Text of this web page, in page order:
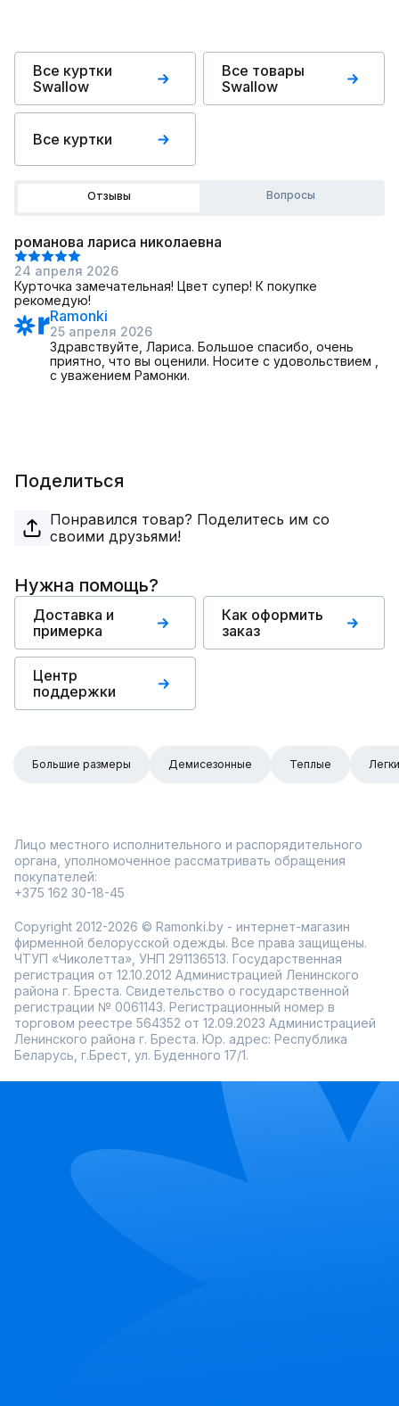
Все куртки
Swallow
Все товары
Swallow
Все куртки
Отзывы Вопросы
романова лариса николаевна
24 апреля 2026
Курточка замечательная! Цвет супер! К покупке
рекомедую!
Ramonki
25 апреля 2026
Здравствуйте, Лариса. Большое спасибо, очень
приятно, что вы оценили. Носите с удовольствием ,
с уважением Рамонки.
Поделиться
Понравился товар? Поделитесь им со
своими друзьями!
Нужна помощь?
Доставка и
примерка
Как оформить
заказ
Центр
поддержки
Большие размеры Демисезонные Теплые
Лицо местного исполнительного и распорядительного
органа, уполномоченное рассматривать обращения
покупателей:
+375 162 30-18-45
Copyright 2012-2026 © Ramonki.by - интернет-магазин
фирменной белорусской одежды. Все права защищены.
ЧТУП «Чиколетта», УНП 291136513. Государственная
регистрация от 12.10.2012 Администрацией Ленинского
района г. Бреста. Свидетельство о государственной
регистрации № 0061143. Регистрационный номер в
торговом реестре 564352 от 12.09.2023 Администрацией
Ленинского района г. Бреста. Юр. адрес: Республика
Беларусь, г.Брест, ул. Буденного 17/1.